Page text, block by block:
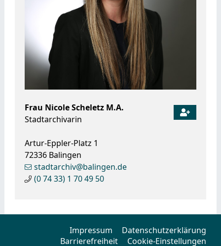
Frau NicoleScheletz M.A.
Stadtarchivarin
Artur-Eppler-Platz 1
72336 Balingen
stadtarchiv@balingen.de
(07433) 1 7049 50
Impressum
Datenschutzerklärung
Barrierefreiheit
Cookie-Einstellungen